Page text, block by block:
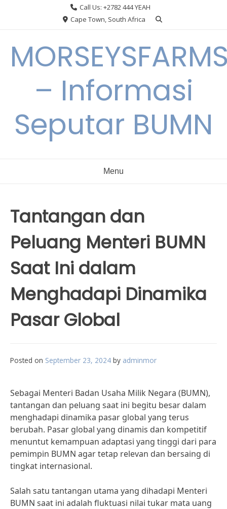
Call Us: +2782 444 YEAH
Cape Town, South Africa
– Informasi
Seputar BUMN
Menu
Tantangan dan
Peluang Menteri BUMN
Saat Ini dalam
Menghadapi Dinamika
Pasar Global
Posted on September 23, 2024 by adminmor
Sebagai Menteri Badan Usaha Milik Negara (BUMN),
tantangan dan peluang saat ini begitu besar dalam
menghadapi dinamika pasar global yang terus
berubah. Pasar global yang dinamis dan kompetitif
menuntut kemampuan adaptasi yang tinggi dari para
pemimpin BUMN agar tetap relevan dan bersaing di
tingkat internasional.
Salah satu tantangan utama yang dihadapi Menteri
BUMN saat ini adalah fluktuasi nilai tukar mata uang